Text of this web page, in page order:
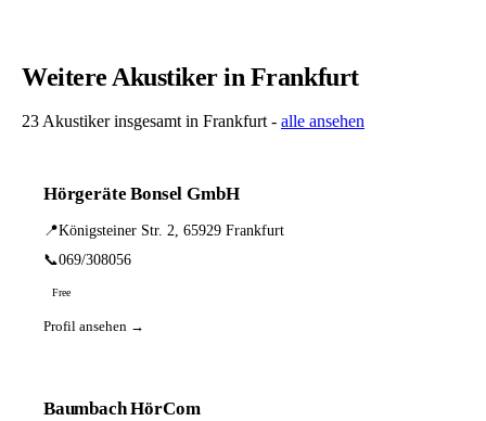
Weitere Akustiker in Frankfurt
23 Akustiker insgesamt in Frankfurt - alle ansehen
Hörgeräte Bonsel GmbH
📍Königsteiner Str. 2, 65929 Frankfurt
📞069/308056
Free
Profil ansehen →
Baumbach HörCom